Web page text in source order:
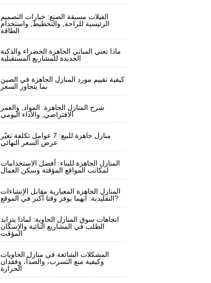
الفيلات مسبقة الصنع: خيارات التصميم
الرئيسية للراحة, والتخطيط, واستخدام
الطاقة
ماذا تعني المباني الجاهزة الخضراء والذكية
الجديدة للمشاريع المستقبلية
كيفية تقييم مورد المنازل الجاهزة في الصين
بما يتجاوز السعر
شرح المنازل الجاهزة: المواد, والعمر
الافتراضي, والأداء اليومي
منازل جاهزة للبيع: 7 عوامل تكلفة تغيّر
عرض السعر النهائي
المنازل الجاهزة للبناء: أفضل الاستخدامات
لمكاتب المواقع المؤقتة وسكن العمال
المنازل الجاهزة المعيارية مقابل الإنشاءات
التقليدية: أيهما يوفر وقتا أكبر في الموقع?
اتجاهات سوق المنازل الحاوية: لماذا يتزايد
الطلب في المشاريع النائية والإسكان
المؤقت
المشكلات الشائعة في منازل الحاويات
وكيفية منع التسرب، والصدأ، وفقدان
الحرارة